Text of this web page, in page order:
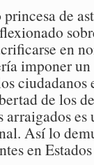
de
en
imponer
ciudadanos
de los
es
Así lo
en